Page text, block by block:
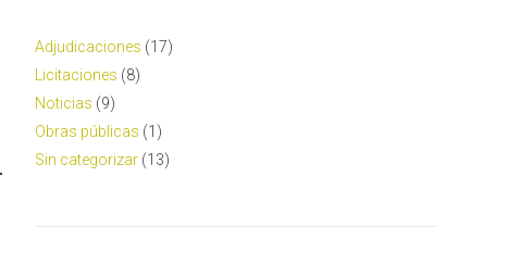
Adjudicaciones (17)
Licitaciones (8)
Noticias (9)
Obras públicas (1)
Sin categorizar (13)